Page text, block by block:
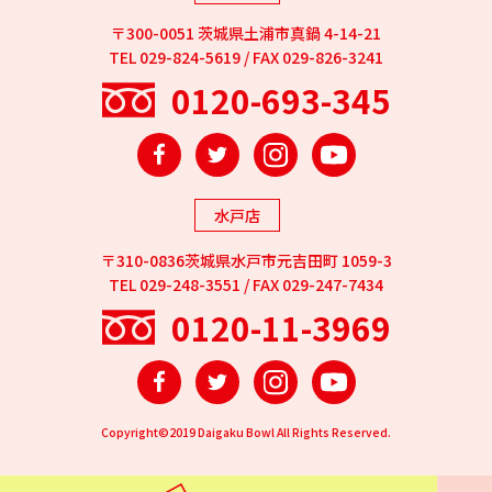
〒300-0051 茨城県土浦市真鍋 4-14-21
TEL 029-824-5619 / FAX 029-826-3241
0120-693-345
FacebookTwitterInstagramYouTube
水戸店
〒310-0836茨城県水戸市元吉田町 1059-3
TEL 029-248-3551 / FAX 029-247-7434
0120-11-3969
FacebookTwitterInstagramYouTube
Copyright©2019 Daigaku Bowl All Rights Reserved.